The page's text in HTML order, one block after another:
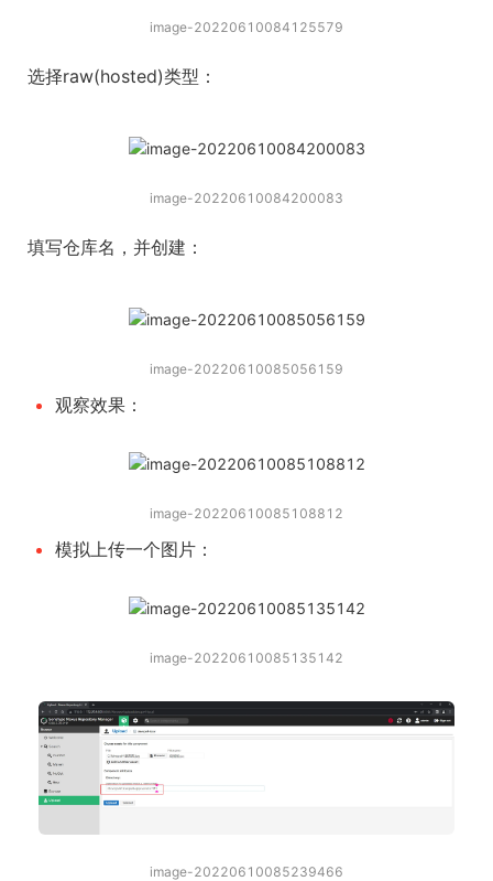
image-20220610084125579
选择raw(hosted)类型：
image-20220610084200083
填写仓库名，并创建：
image-20220610085056159
观察效果：
image-20220610085108812
模拟上传一个图片：
image-20220610085135142
image-20220610085239466